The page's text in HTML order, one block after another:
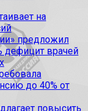
на
предложил
дефицит врачей
до 40% от
повысить